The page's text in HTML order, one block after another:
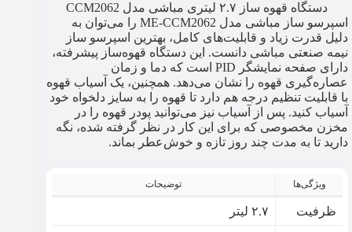
دستگاه قهوه ساز ۲.۷ لیتری مباشی مدل CCM2062
اسپرسو ساز مباشی مدل ME-CCM2062 را می‌توان به
دلیل قدرت زیاد و قابلیت‌های کامل، بهترین اسپرسو ساز
نیمه صنعتی مباشی دانست. این دستگاه قهوه‌ساز پیشرفته،
دارای صفحه نمایشگر PID است که دما و زمان
عصاره‌گیری قهوه را نشان می‌دهد. همچنین، یک آسیاب قهوه
با قابلیت تنظیم درجه هم دارد تا قهوه را به سایز دلخواه خود
آسیاب کنید. پس از آسیاب نیز می‌توانید پودر قهوه را در
مخزن مخصوصی که برای این کار در نظر گرفته شده، نگه
دارید تا به مدت چند روز تازه و خوش‌عطر بماند.
ویژگی‌ها توضیحات
ظرفیت ۲.۷ لیتر